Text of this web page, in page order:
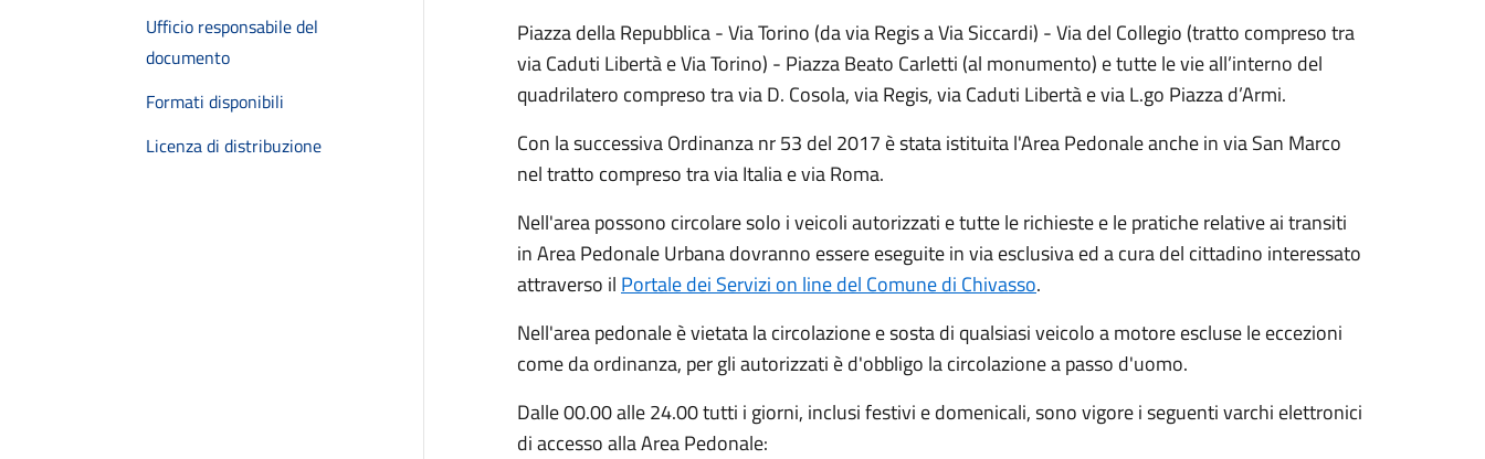
Ufficio responsabile del
documento
Formati disponibili
Licenza di distribuzione
Piazza della Repubblica - Via Torino (da via Regis a Via Siccardi) - Via del Collegio (tratto compreso tra
via Caduti Libertà e Via Torino) - Piazza Beato Carletti (al monumento) e tutte le vie all’interno del
quadrilatero compreso tra via D. Cosola, via Regis, via Caduti Libertà e via L.go Piazza d’Armi.
Con la successiva Ordinanza nr 53 del 2017 è stata istituita l'Area Pedonale anche in via San Marco
nel tratto compreso tra via Italia e via Roma.
Nell'area possono circolare solo i veicoli autorizzati e tutte le richieste e le pratiche relative ai transiti
in Area Pedonale Urbana dovranno essere eseguite in via esclusiva ed a cura del cittadino interessato
attraverso il Portale dei Servizi on line del Comune di Chivasso.
Nell'area pedonale è vietata la circolazione e sosta di qualsiasi veicolo a motore escluse le eccezioni
come da ordinanza, per gli autorizzati è d'obbligo la circolazione a passo d'uomo.
Dalle 00.00 alle 24.00 tutti i giorni, inclusi festivi e domenicali, sono vigore i seguenti varchi elettronici
di accesso alla Area Pedonale: